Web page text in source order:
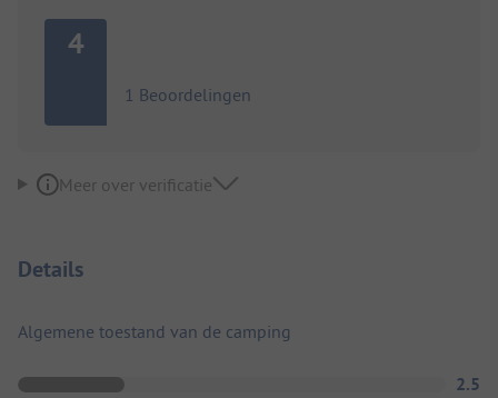
4
1 Beoordelingen
Meer over verificatie
Details
Algemene toestand van de camping
2.5